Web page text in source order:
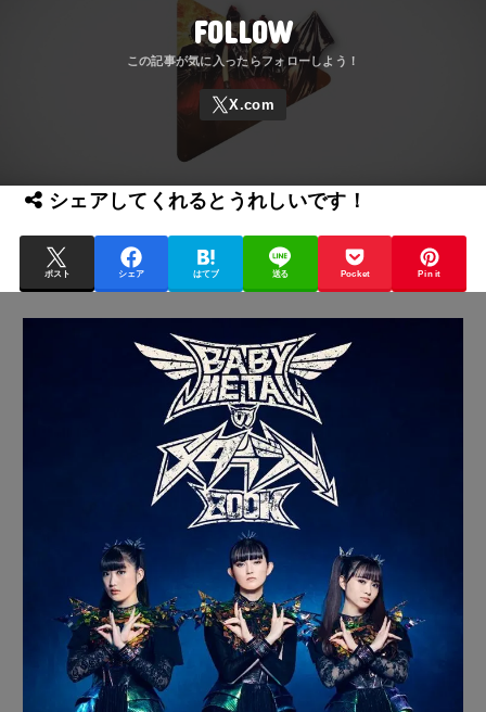
FOLLOW
シェアしてくれるとうれしいです！
ポスト シェア はてブ 送る Pocket Pin it